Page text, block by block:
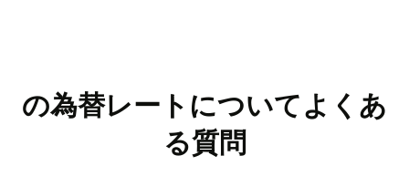
の為替レートについてよくあ
る質問